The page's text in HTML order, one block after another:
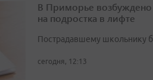
В Приморье возбуждено
на подростка в лифте
Пострадавшему школьнику
сегодня, 12:13